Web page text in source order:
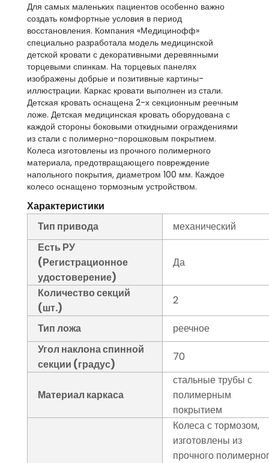
Для самых маленьких пациентов особенно важно
создать комфортные условия в период
восстановления. Компания «Медицинофф»
специально разработала модель медицинской
детской кровати с декоративными деревянными
торцевыми спинкам. На торцевых панелях
изображены добрые и позитивные картины-
иллюстрации. Каркас кровати выполнен из стали.
Детская кровать оснащена 2-х секционным реечным
ложе. Детская медицинская кровать оборудована с
каждой стороны боковыми откидными ограждениями
из стали с полимерно-порошковым покрытием.
Колеса изготовлены из прочного полимерного
материала, предотвращающего повреждение
напольного покрытия, диаметром 100 мм. Каждое
колесо оснащено тормозным устройством.
Характеристики
Тип привода
механический
Есть РУ
(Регистрационное
удостоверение)
Да
Количество секций
(шт.)
2
Тип ложа
реечное
Угол наклона спинной
секции (градус)
70
Материал каркаса
стальные трубы с
полимерным
покрытием
Колеса с тормозом,
изготовлены из
прочного